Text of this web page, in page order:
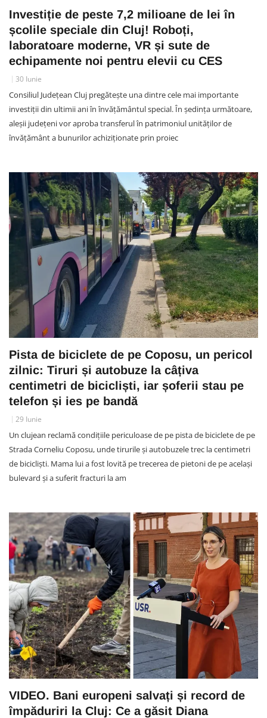
Investiție de peste 7,2 milioane de lei în
școlile speciale din Cluj! Roboți,
laboratoare moderne, VR și sute de
echipamente noi pentru elevii cu CES
30 Iunie
Consiliul Județean Cluj pregătește una dintre cele mai importante
investiții din ultimii ani în învățământul special. În ședința următoare,
aleșii județeni vor aproba transferul în patrimoniul unităților de
învățământ a bunurilor achiziționate prin proiec
Pista de biciclete de pe Coposu, un pericol
zilnic: Tiruri și autobuze la câțiva
centimetri de bicicliști, iar șoferii stau pe
telefon și ies pe bandă
29 Iunie
Un clujean reclamă condițiile periculoase de pe pista de biciclete de pe
Strada Corneliu Coposu, unde tirurile și autobuzele trec la centimetri
de bicicliști. Mama lui a fost lovită pe trecerea de pietoni de pe același
bulevard și a suferit fracturi la am
VIDEO. Bani europeni salvați și record de
împăduriri la Cluj: Ce a găsit Diana